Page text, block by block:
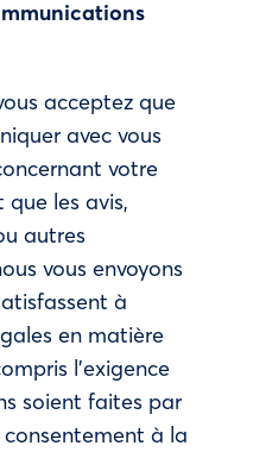
acceptez que
avec vous
votre
les avis,
autres
vous envoyons
à
en matière
l’exigence
soient faites par
à la